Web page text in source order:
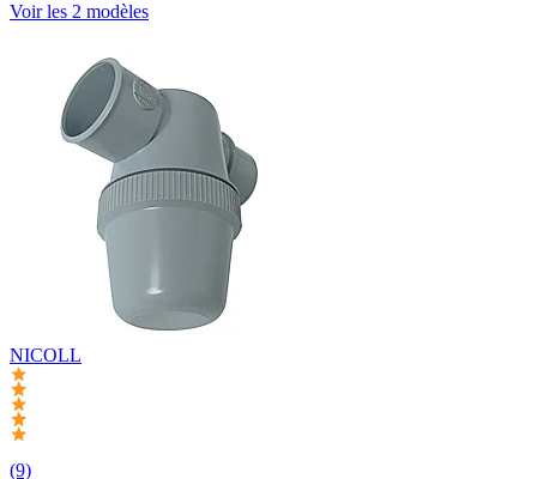
Voir les 2 modèles
NICOLL
(9)